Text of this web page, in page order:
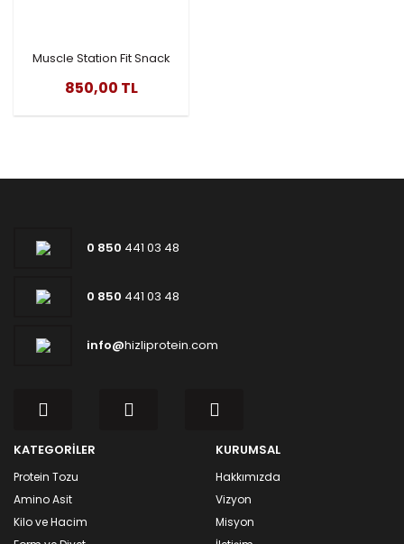
Muscle Station Fit Snack
Protein Bar Coconut 40 Gr
850,00 TL
0 850 441 03 48
0 850 441 03 48
info@hizliprotein.com
KATEGORİLER
Protein Tozu
Amino Asit
Kilo ve Hacim
KURUMSAL
Hakkımızda
Vizyon
Misyon